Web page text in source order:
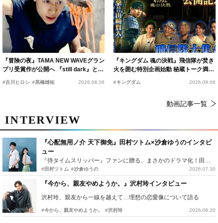
『冒険の夜』TAMA NEW WAVEグラン
プリ受賞作が公開へ 『still dark』と同
時上映決定
#古川ヒロシ #髙橋雄祐 2026.08.06
『キングダム 魂の決戦』飛信隊が焚き
火を囲む特別企画始動 秘蔵トーク満載
の“キングダムキャンプ”開催
#キングダム 2026.08.06
動画記事一覧
INTERVIEW
『心配無用ノ介 天下御免』田村ツトム×沙倉ゆうのインタビ
ュー
『侍タイムスリッパー』ファンに贈る、まさかのドラマ化！田村ツトム×沙倉ゆうのが語る『心配無用ノ介』撮影秘話
#田村ツトム #沙倉ゆうの 2026.07.30
『今から、親友やめようか。』沢村玲インタビュー
沢村玲、親友から一線を越えて…理想の恋愛像について語る
#今から、親友やめようか。 #沢村玲 2026.06.20